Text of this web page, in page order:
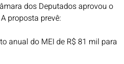
dos Deputados aprovou o
proposta prevê:
anual do MEI de R$ 81 mil para